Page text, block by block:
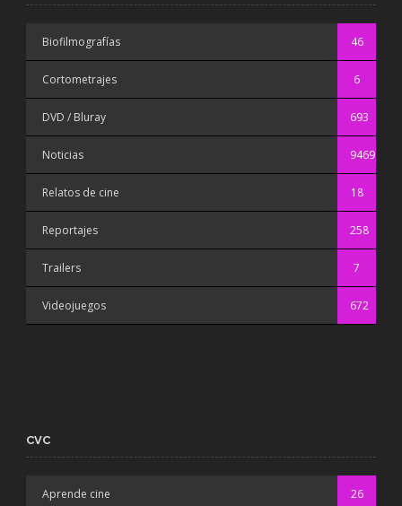
Biofilmografías 46
Cortometrajes 6
DVD / Bluray 693
Noticias 9469
Relatos de cine 18
Reportajes 258
Trailers 7
Videojuegos 672
CVC
Aprende cine 26